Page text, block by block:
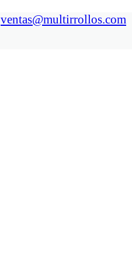
ventas@multirrollos.com